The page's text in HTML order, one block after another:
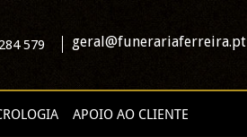
579 geral@funerariaferreira.pt
APOIO AO CLIENTE